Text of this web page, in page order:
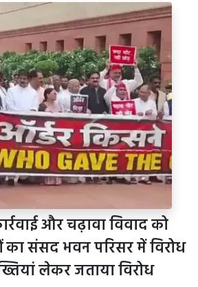
और चढ़ावा विवाद को
का संसद भवन परिसर में विरोध
लेकर जताया विरोध